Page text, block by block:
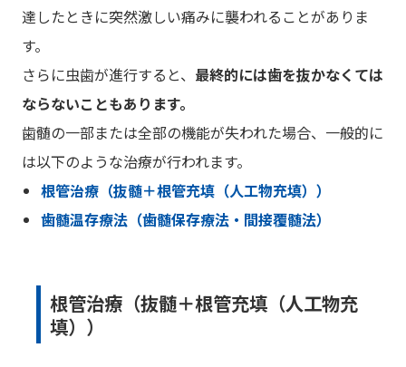
達したときに突然激しい痛みに襲われることがありま
す。
さらに虫歯が進行すると、 最終的には歯を抜かなくては
ならないこともあります。
歯髄の一部または全部の機能が失われた場合、一般的に
は以下のような治療が行われます。
根管治療（抜髄＋根管充填（人工物充填））
歯髄温存療法（歯髄保存療法・間接覆髄法）
根管治療（抜髄＋根管充填（人工物充
填））